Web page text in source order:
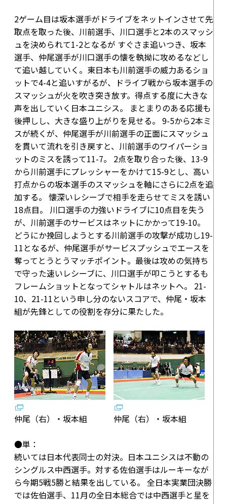
2ゲーム目は坂本選手がドライブをネットインさせて先
取点を取った後、川前選手、川口選手と2本のスマッシ
ュを決められて1-2となるが すぐさま追いつき、坂本
選手、仲尾選手が川口選手の懐を執拗に攻めるなどし
て追い越していく。東日本も川前選手の威力あるショ
ットで4-4と追いすがるが、ドライブ戦から坂本選手の
スマッシュが火を吹き突き放す。得点する度に大きな
声を出していく日本ユニシス。 まとまりのある応援も
後押しし、大きな盛り上がりを見せる。 9-5から2本ミ
スが続くが、仲尾選手が川前選手の正面にスマッシュ
を貫いて流れを引き戻すと、川前選手のワイパーショ
ットのミスを誘って11-7。 2点を取り合った後、 13-9
から川前選手にプレッシャーをかけて15-9とし、高い
打点からの坂本選手のスマッシュを軸にさらに2点を追
加する。 懐深いレシーブで相手を走らせてミスを誘い
18点目。 川口選手の力強いドライブに10点目を失う
が、川前選手のサービスはネットにかかって19-10。
どうにか挽回しようとする川前選手の攻撃が成功し19-
11 となるが、仲尾選手がサービスプッシュでエースを
奪ってとうとうマッチポイント。最後は攻めの気持ち
で守った速いレシーブに、川口選手が叩こうとするも
フレームショットとなってシャトルはネットへ。 21-
10、21-11という申し分のないスコアで、仲尾・坂本
組が先鋒としての役割を存分に果たした。
仲尾（右）・坂本組 仲尾（右）・坂本組
●単：
続いては日本代表同士の対決。日本ユニシスは不動の
シングルス中西選手。対する佐伯選手はルーキーなが
ら今期5戦5勝と結果を出している。 全日本実業団決勝
では佐伯選手、11月の全日本総合では中西選手と星を